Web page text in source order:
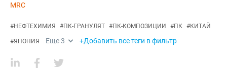
MRC
#НЕФТЕХИМИЯ #ПК-ГРАНУЛЯТ #ПК-КОМПОЗИЦИИ #ПК #КИТАЙ
#ЯПОНИЯ Еще3 +Добавить все теги в фильтр